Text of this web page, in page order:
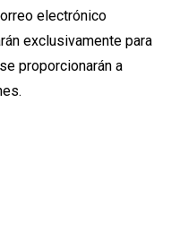
electrónico
exclusivamente para
proporcionarán a